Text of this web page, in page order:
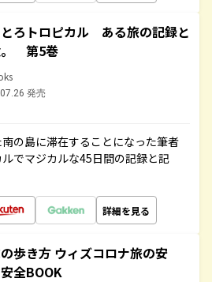
ろトロピカル ある旅の記録と
。 第5巻
発売
の島に滞在することになった筆者
でマジカルな45日間の記録と記
詳細を見る
歩き方 ウィズコロナ旅の安
全BOOK